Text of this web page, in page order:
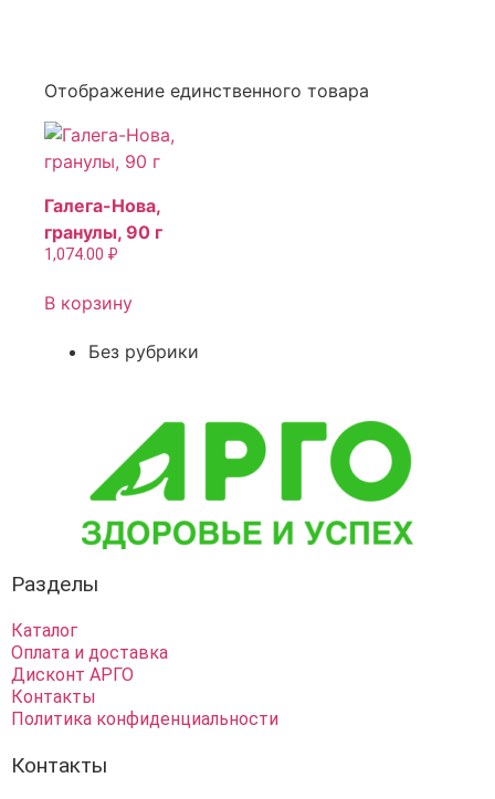
Отображение единственного товара
Галега-Нова,
гранулы, 90 г
1,074.00 ₽
В корзину
Без рубрики
Разделы
Каталог
Оплата и доставка
Дисконт АРГО
Контакты
Политика конфиденциальности
Контакты